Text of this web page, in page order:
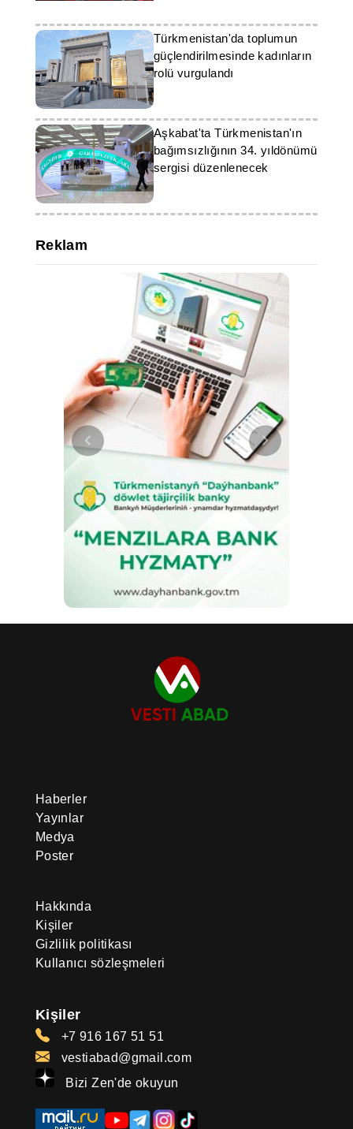
Türkmenistan'da toplumun
güçlendirilmesinde kadınların
rolü vurgulandı
Aşkabat'ta Türkmenistan'ın
bağımsızlığının 34. yıldönümü
sergisi düzenlenecek
Reklam
Haberler
Yayınlar
Medya
Poster
Hakkında
Kişiler
Gizlilik politikası
Kullanıcı sözleşmeleri
Kişiler
+7 916 167 51 51
vestiabad@gmail.com
Bizi Zen'de okuyun